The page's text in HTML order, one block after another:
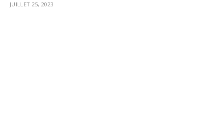
JUILLET 25, 2023